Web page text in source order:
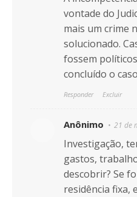
vontade do
mais um crime
solucionado.
fossem
concluído o
Responder Excluir
Anônimo 21 de
Investigação,
gastos,
descobrir? Se
residência fixa,